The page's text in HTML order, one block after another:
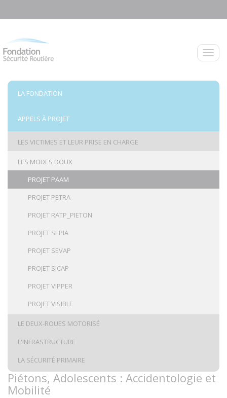
LA FONDATION
APPELS À PROJET
LES VICTIMES ET LEUR PRISE EN CHARGE
LES MODES DOUX
PROJET PAAM
PROJET PETRA
PROJET RATP_PIETON
PROJET SEPIA
PROJET SEVAP
PROJET SICAP
PROJET VIPPER
PROJET VISIBLE
LE DEUX-ROUES MOTORISÉ
L'INFRASTRUCTURE
LA SÉCURITÉ PRIMAIRE
Piétons, Adolescents : Accidentologie et
Mobilité